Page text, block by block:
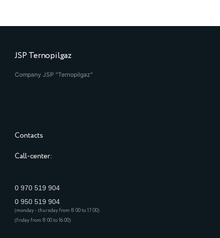
JSP Ternopilgaz
Company JSP "Ternopilgaz"
Contacts
Call-center:
0 970 519 904
0 950 519 904
(monday - thursday from 8:00 to 17:00)
(friday from 8:00 to 16:00)